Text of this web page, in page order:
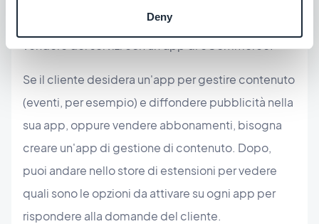
Deny
vestiti, decorazione, profumi, ecc. Non è possibile
Se il cliente desidera un'app per gestire contenuto
(eventi, per esempio) e diffondere pubblicità nella
sua app, oppure vendere abbonamenti, bisogna
creare un'app di gestione di contenuto. Dopo,
puoi andare nello store di estensioni per vedere
quali sono le opzioni da attivare su ogni app per
rispondere alla domande del cliente.